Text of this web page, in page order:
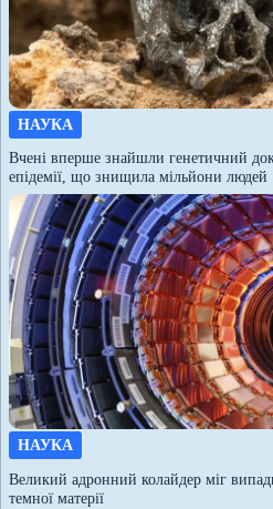
НАУКА
Вчені вперше знайшли генетичний
епідемії, що знищила мільйони людей
НАУКА
Великий адронний колайдер міг
темної матерії